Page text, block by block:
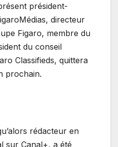
président-
directeur
Figaro, membre du
du conseil
Classifieds, quittera
prochain.
rédacteur en
sur Canal+, a été